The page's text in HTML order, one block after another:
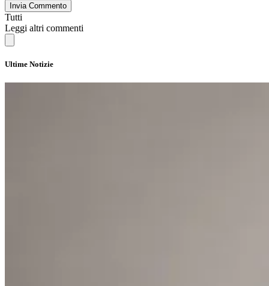
Invia Commento
Tutti
Leggi altri commenti
Ultime Notizie